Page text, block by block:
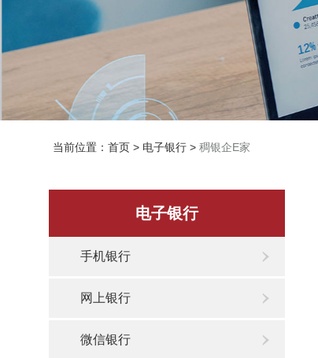
当前位置：首页 > 电子银行 >稠银企E家
电子银行
手机银行
网上银行
微信银行